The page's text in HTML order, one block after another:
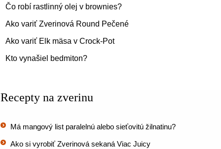
Čo robí rastlinný olej v brownies?
Ako variť Zverinová Round Pečené
Ako variť Elk mäsa v Crock-Pot
Kto vynašiel bedmiton?
Recepty na zverinu
Má mangový list paralelnú alebo sieťovitú žilnatinu?
Ako si vyrobiť Zverinová sekaná Viac Juicy